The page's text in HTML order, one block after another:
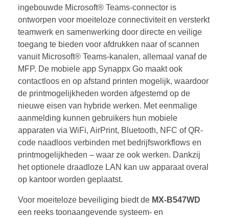
ingebouwde Microsoft® Teams-connector is
ontworpen voor moeiteloze connectiviteit en versterkt
teamwerk en samenwerking door directe en veilige
toegang te bieden voor afdrukken naar of scannen
vanuit Microsoft® Teams-kanalen, allemaal vanaf de
MFP. De mobiele app Synappx Go maakt ook
contactloos en op afstand printen mogelijk, waardoor
de printmogelijkheden worden afgestemd op de
nieuwe eisen van hybride werken. Met eenmalige
aanmelding kunnen gebruikers hun mobiele
apparaten via WiFi, AirPrint, Bluetooth, NFC of QR-
code naadloos verbinden met bedrijfsworkflows en
printmogelijkheden – waar ze ook werken. Dankzij
het optionele draadloze LAN kan uw apparaat overal
op kantoor worden geplaatst.
Voor moeiteloze beveiliging biedt de MX-B547WD
een reeks toonaangevende systeem- en